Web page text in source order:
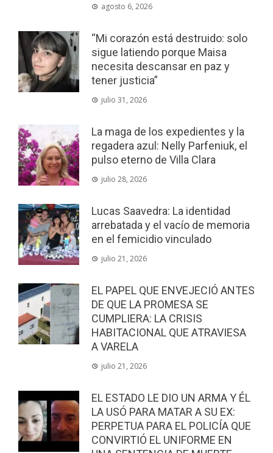
agosto 6, 2026
“Mi corazón está destruido: solo
sigue latiendo porque Maisa
necesita descansar en paz y
tener justicia”
julio 31, 2026
La maga de los expedientes y la
regadera azul: Nelly Parfeniuk, el
pulso eterno de Villa Clara
julio 28, 2026
Lucas Saavedra: La identidad
arrebatada y el vacío de memoria
en el femicidio vinculado
julio 21, 2026
EL PAPEL QUE ENVEJECIÓ ANTES
DE QUE LA PROMESA SE
CUMPLIERA: LA CRISIS
HABITACIONAL QUE ATRAVIESA
A VARELA
julio 21, 2026
EL ESTADO LE DIO UN ARMA Y ÉL
LA USÓ PARA MATAR A SU EX:
PERPETUA PARA EL POLICÍA QUE
CONVIRTIÓ EL UNIFORME EN